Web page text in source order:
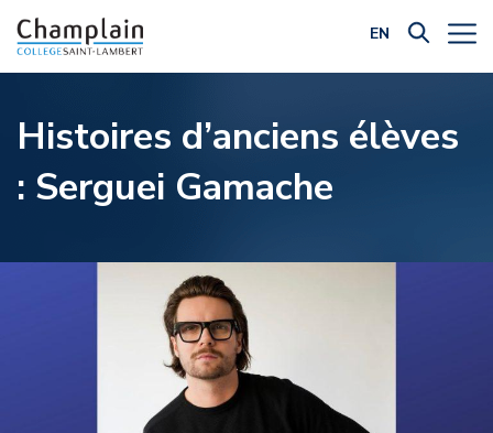
EN
Histoires d’anciens élèves
: Serguei Gamache
Filtrer par catégorie: